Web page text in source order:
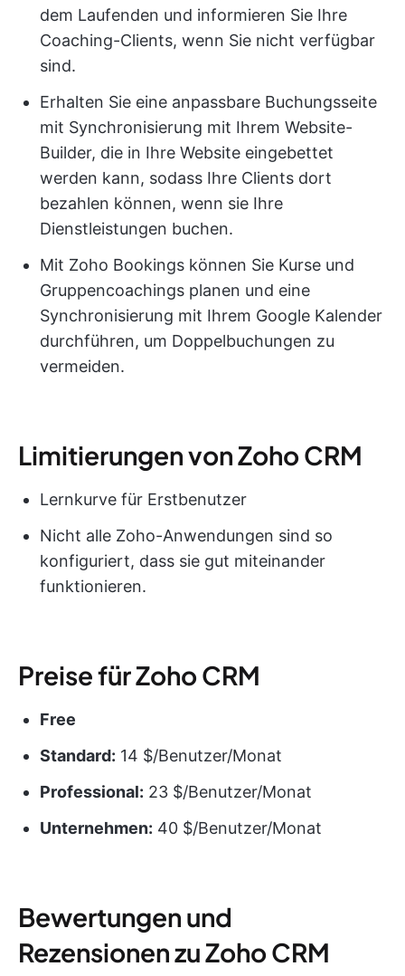
dem Laufenden und informieren Sie Ihre
Coaching-Clients, wenn Sie nicht verfügbar
sind.
Erhalten Sie eine anpassbare Buchungsseite
mit Synchronisierung mit Ihrem Website-
Builder, die in Ihre Website eingebettet
werden kann, sodass Ihre Clients dort
bezahlen können, wenn sie Ihre
Dienstleistungen buchen.
Mit Zoho Bookings können Sie Kurse und
Gruppencoachings planen und eine
Synchronisierung mit Ihrem Google Kalender
durchführen, um Doppelbuchungen zu
vermeiden.
Limitierungen von Zoho CRM
Lernkurve für Erstbenutzer
Nicht alle Zoho-Anwendungen sind so
konfiguriert, dass sie gut miteinander
funktionieren.
Preise für Zoho CRM
Free
Standard: 14 $/Benutzer/Monat
Professional: 23 $/Benutzer/Monat
Unternehmen: 40 $/Benutzer/Monat
Bewertungen und
Rezensionen zu Zoho CRM